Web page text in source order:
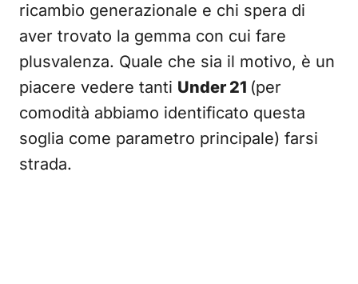
ricambio generazionale e chi spera di
aver trovato la gemma con cui fare
plusvalenza. Quale che sia il motivo, è un
piacere vedere tanti Under 21 (per
comodità abbiamo identificato questa
soglia come parametro principale) farsi
strada.